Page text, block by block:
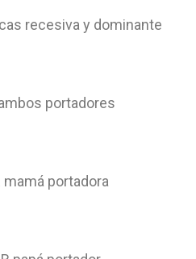
recesiva y dominante
portadores
mamá portadora